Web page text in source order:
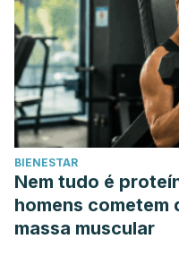
BIENESTAR
Nem tudo é
homens cometem
massa muscular